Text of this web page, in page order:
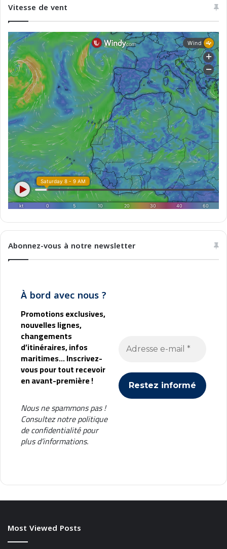
é
r
a
i
r
e
s
e
n
M
é
d
i
t
e
r
r
a
n
é
e
d
è
9
Vitesse de vent
Abonnez-vous à notre newsletter
À bord avec nous ?
Promotions exclusives,
nouvelles lignes,
changements
d’itinéraires, infos
maritimes... Inscrivez-
vous pour tout recevoir
en avant-première !
Nous ne spammons pas !
Consultez notrepolitique
de confidentialitépour
plus d’informations.
Most Viewed Posts